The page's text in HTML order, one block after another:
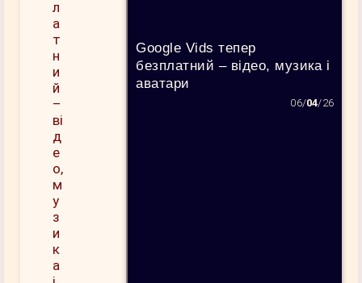
Google Vids тепер
безплатний – відео, музика і
аватари
06/04/26